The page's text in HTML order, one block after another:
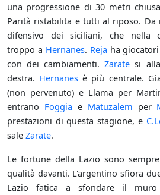
una progressione di 30 metri
Parità ristabilita e tutti al riposo. Da
difensivo dei siciliani, che nella
troppo a Hernanes. Reja ha
con dei cambiamenti.Zarate si
destra. Hernanes è più centrale.
(non pervenuto) e Llama per
entrano Foggia e Matuzalem per
prestazioni di questa stagione, e
sale Zarate.
Le fortune della Lazio sono
qualità davanti. L'argentino sfiora
Lazio fatica a sfondare il muro